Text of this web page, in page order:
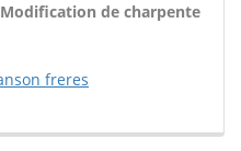
de charpente
freres